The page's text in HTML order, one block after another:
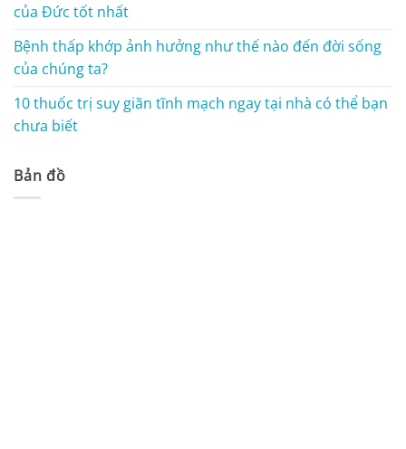
của Đức tốt nhất
Bệnh thấp khớp ảnh hưởng như thế nào đến đời sống
của chúng ta?
10 thuốc trị suy giãn tĩnh mạch ngay tại nhà có thể bạn
chưa biết
Bản đồ